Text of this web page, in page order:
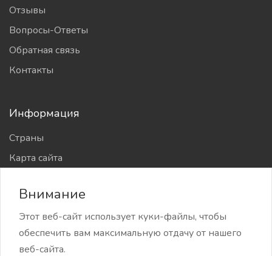
Отзывы
Вопросы-Ответы
Обратная связь
Контакты
Информация
Страны
Карта сайта
Компании
Внимание
Этот веб-сайт использует куки-файлы, чтобы
обеспечить вам максимальную отдачу от нашего
веб-сайта.